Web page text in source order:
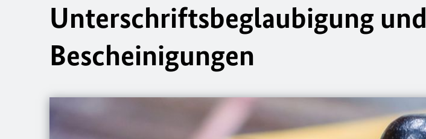
Unterschriftsbeglaubigung und
Bescheinigungen